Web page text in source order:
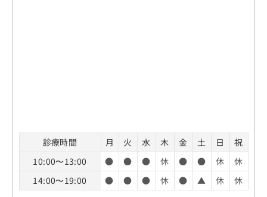
診療時間 月 火 水 木 金 土 日
祝
10:00〜13:00
● ● ● 休 ● ● 休
休
14:00〜19:00
● ● ● 休 ● ▲ 休
休